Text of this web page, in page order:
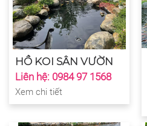
HỒ KOI SÂN VƯỜN
Liên hệ: 0984 97 1568
Xem chi tiết